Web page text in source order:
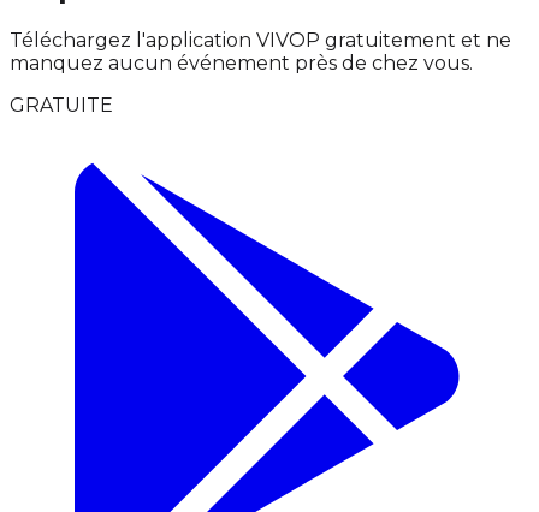
Téléchargez l'application VIVOP gratuitement et ne
manquez aucun événement près de chez vous.
GRATUITE